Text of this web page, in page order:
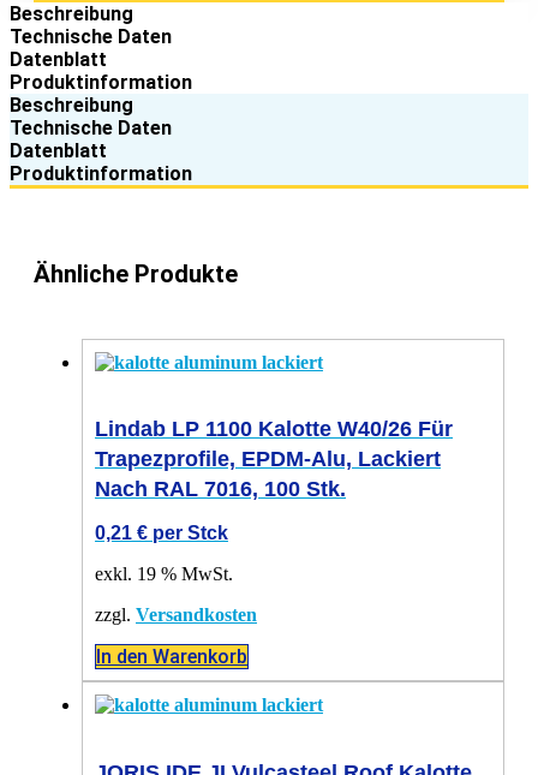
Beschreibung
Technische Daten
Datenblatt
Produktinformation
Beschreibung
Technische Daten
Datenblatt
Produktinformation
Ähnliche Produkte
Lindab LP 1100 Kalotte W40/26 Für
Trapezprofile, EPDM-Alu, Lackiert
Nach RAL 7016, 100 Stk.
0,21 € per Stck
exkl. 19 % MwSt.
zzgl. Versandkosten
In den Warenkorb